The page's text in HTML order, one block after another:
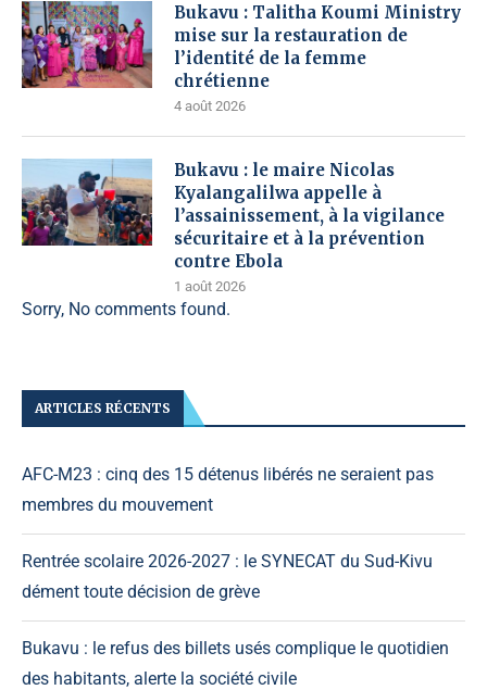
Bukavu : Talitha Koumi Ministry
mise sur la restauration de
l’identité de la femme
chrétienne
4 août 2026
Bukavu : le maire Nicolas
Kyalangalilwa appelle à
l’assainissement, à la vigilance
sécuritaire et à la prévention
contre Ebola
1 août 2026
Sorry, No comments found.
ARTICLES RÉCENTS
AFC-M23 : cinq des 15 détenus libérés ne seraient pas
membres du mouvement
Rentrée scolaire 2026-2027 : le SYNECAT du Sud-Kivu
dément toute décision de grève
Bukavu : le refus des billets usés complique le quotidien
des habitants, alerte la société civile